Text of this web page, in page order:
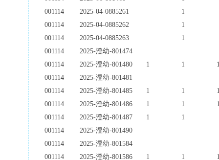
001114
2025-04-0885261
1
001114
2025-04-0885262
1
001114
2025-04-0885263
1
001114
2025-澄幼-801474
001114
2025-澄幼-801480 1 1
001114
2025-澄幼-801481
001114
2025-澄幼-801485 1 1
001114
2025-澄幼-801486 1 1
001114
2025-澄幼-801487 1
1
001114
2025-澄幼-801490
001114
2025-澄幼-801584
001114
2025-澄幼-801586 1 1